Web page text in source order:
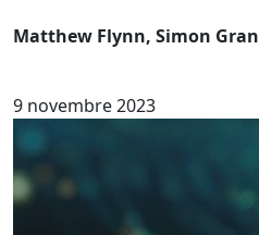
Matthew Flynn, Simon
9 novembre 2023